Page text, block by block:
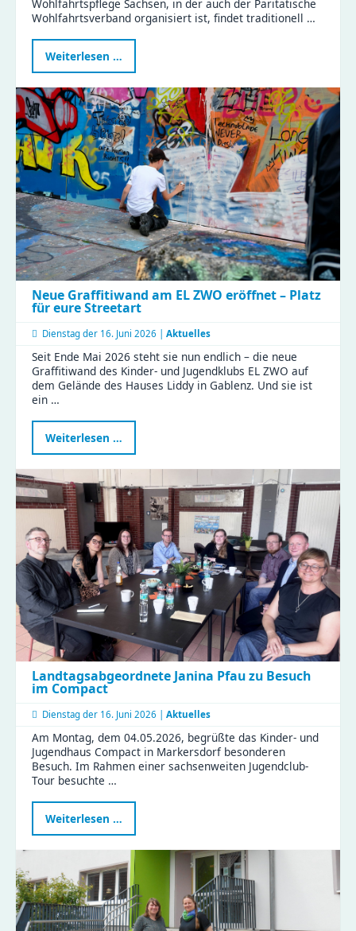
Wohlfahrtspflege Sachsen, in der auch der Paritätische
Wohlfahrtsverband organisiert ist, findet traditionell …
Weiterlesen …
2026
im
Haus
Liddy
Neue Graffitiwand am EL ZWO eröffnet – Platz
für eure Streetart
Dienstag der 16. Juni 2026 | Aktuelles
Seit Ende Mai 2026 steht sie nun endlich – die neue
Graffitiwand des Kinder- und Jugendklubs EL ZWO auf
dem Gelände des Hauses Liddy in Gablenz. Und sie ist
ein …
Weiterlesen …
Graffitiwand
ZWO
eröffnet
–
Platz
für
eure
Streetart
Landtagsabgeordnete Janina Pfau zu Besuch
im Compact
Dienstag der 16. Juni 2026 | Aktuelles
Am Montag, dem 04.05.2026, begrüßte das Kinder- und
Jugendhaus Compact in Markersdorf besonderen
Besuch. Im Rahmen einer sachsenweiten Jugendclub-
Tour besuchte …
Weiterlesen …
Janina
Pfau
zu
Besuch
im
Compact